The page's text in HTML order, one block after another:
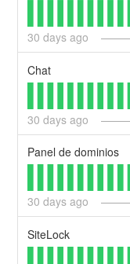
30 days ago
Chat
30 days ago
Panel de dominios
30 days ago
SiteLock